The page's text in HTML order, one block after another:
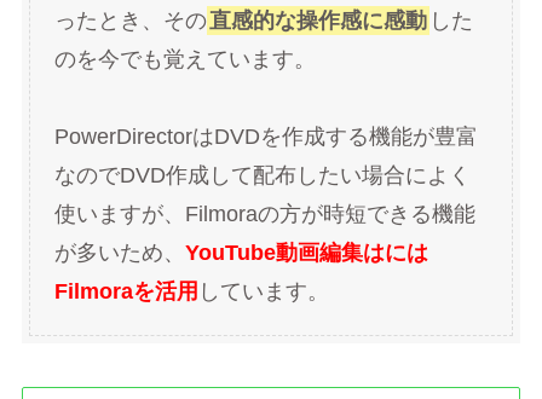
ったとき、その直感的な操作感に感動 した
のを今でも覚えています。
PowerDirectorはDVDを作成する機能が豊富
なのでDVD作成して配布したい場合によく
使いますが、Filmoraの方が時短できる機能
が多いため、 YouTube動画編集はには
Filmoraを活用 しています。